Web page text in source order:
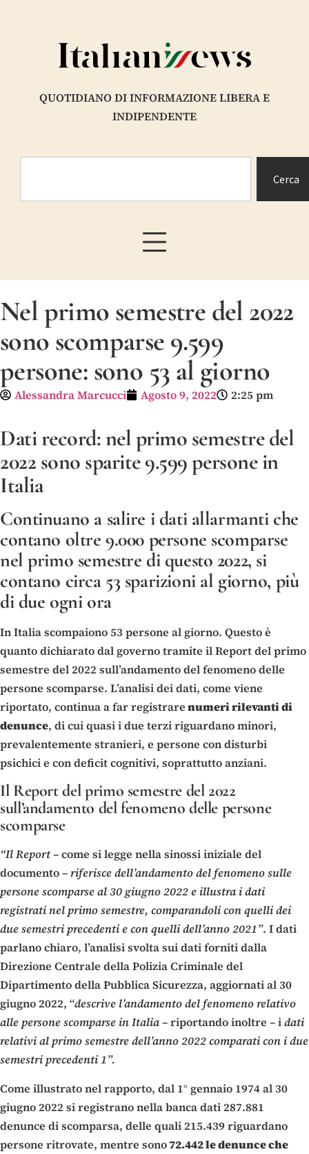
QUOTIDIANO DI INFORMAZIONE LIBERA E
INDIPENDENTE
Cerca
Nel primo semestre del 2022
sono scomparse 9.599
persone: sono 53 al giorno
Alessandra Marcucci Agosto 9, 2022 2:25 pm
Dati record: nel primo semestre del
2022 sono sparite 9.599 persone in
Italia
Continuano a salire i dati allarmanti che
contano oltre 9.000 persone scomparse
nel primo semestre di questo 2022, si
contano circa 53 sparizioni al giorno, più
di due ogni ora
In Italia scompaiono 53 persone al giorno. Questo è
quanto dichiarato dal governo tramite il Report del primo
semestre del 2022 sull’andamento del fenomeno delle
persone scomparse. L’analisi dei dati, come viene
riportato, continua a far registrarenumeri rilevanti di
denunce, di cui quasi i due terzi riguardano minori,
prevalentemente stranieri, e persone con disturbi
psichici e con deficit cognitivi, soprattutto anziani.
Il Report del primo semestre del 2022
sull’andamento del fenomeno delle persone
scomparse
“Il Report– come si legge nella sinossi iniziale del
documento – riferisce dell’andamento del fenomeno sulle
persone scomparse al 30 giugno 2022 e illustra i dati
registrati nel primo semestre, comparandoli con quelli dei
due semestri precedenti e con quelli dell’anno 2021”. I dati
parlano chiaro, l’analisi svolta sui dati forniti dalla
Direzione Centrale della Polizia Criminale del
Dipartimento della Pubblica Sicurezza, aggiornati al 30
giugno 2022, “descrive l’andamento del fenomeno relativo
alle persone scomparse in Italia– riportando inoltre – idati
relativi al primo semestre dell’anno 2022 comparati con i due
semestri precedenti 1”.
Come illustrato nel rapporto, dal 1° gennaio 1974 al 30
giugno 2022 si registrano nella banca dati 287.881
denunce di scomparsa, delle quali 215.439 riguardano
persone ritrovate, mentre sono72.442 le denunce che